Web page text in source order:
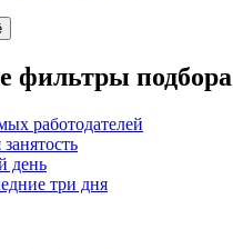
фильтры
работодателей
день
три дня